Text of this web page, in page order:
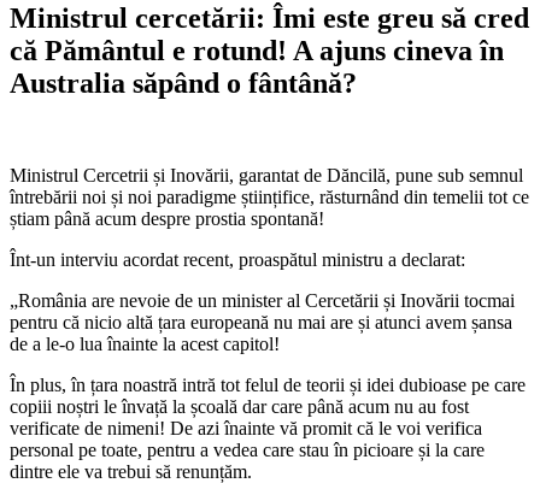
Ministrul cercetării: Îmi este greu să cred
că Pământul e rotund! A ajuns cineva în
Australia săpând o fântână?
Ministrul Cercetrii și Inovării, garantat de Dăncilă, pune sub semnul
întrebării noi și noi paradigme științifice, răsturnând din temelii tot ce
știam până acum despre prostia spontană!
Înt-un interviu acordat recent, proaspătul ministru a declarat:
„România are nevoie de un minister al Cercetării și Inovării tocmai
pentru că nicio altă țara europeană nu mai are și atunci avem șansa
de a le-o lua înainte la acest capitol!
În plus, în țara noastră intră tot felul de teorii și idei dubioase pe care
copiii noștri le învață la școală dar care până acum nu au fost
verificate de nimeni! De azi înainte vă promit că le voi verifica
personal pe toate, pentru a vedea care stau în picioare și la care
dintre ele va trebui să renunțăm.